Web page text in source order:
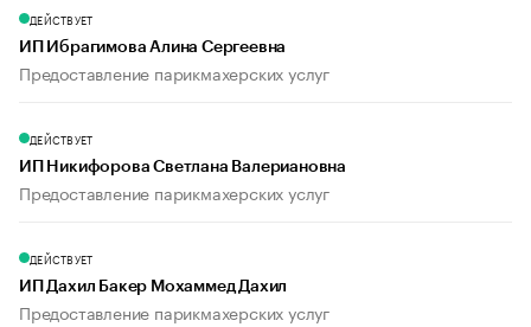
ДЕЙСТВУЕТ
ИП Ибрагимова Алина Сергеевна
Предоставление парикмахерских услуг
ДЕЙСТВУЕТ
ИП Никифорова Светлана Валериановна
Предоставление парикмахерских услуг
ДЕЙСТВУЕТ
ИП Дахил Бакер Мохаммед Дахил
Предоставление парикмахерских услуг